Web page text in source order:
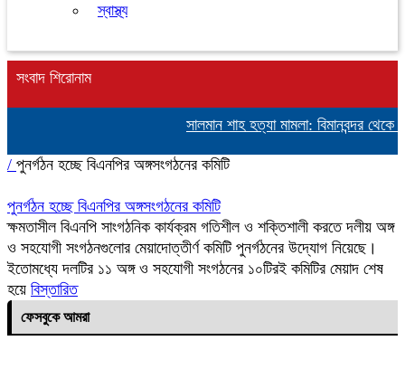
স্বাস্থ্য
সংবাদ শিরোনাম
সালমান শাহ হত্যা মামলা: বিমানবন্দর থেকে
/ পুনর্গঠন হচ্ছে বিএনপির অঙ্গসংগঠনের কমিটি
পুনর্গঠন হচ্ছে বিএনপির অঙ্গসংগঠনের কমিটি
ক্ষমতাসীল বিএনপি সাংগঠনিক কার্যক্রম গতিশীল ও শক্তিশালী করতে দলীয় অঙ্গ
ও সহযোগী সংগঠনগুলোর মেয়াদোত্তীর্ণ কমিটি পুনর্গঠনের উদ্যোগ নিয়েছে।
ইতোমধ্যে দলটির ১১ অঙ্গ ও সহযোগী সংগঠনের ১০টিরই কমিটির মেয়াদ শেষ
হয়ে বিস্তারিত
ফেসবুকে আমরা